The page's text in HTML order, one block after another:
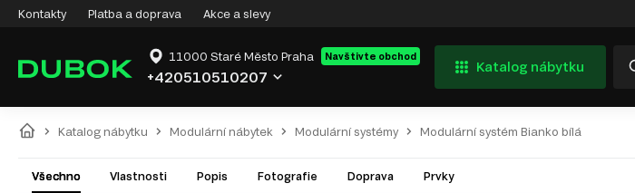
Kontakty Platba a doprava Akce a slevy
11000 Staré Město Praha Navštivte obchod
+420510510207
Katalog nábytku
Katalog nábytku Modulární nábytek Modulární systémy Modulární systém Bianko bílá
Všechno Vlastnosti Popis Fotografie Doprava Prvky